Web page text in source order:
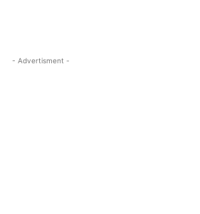
- Advertisment -